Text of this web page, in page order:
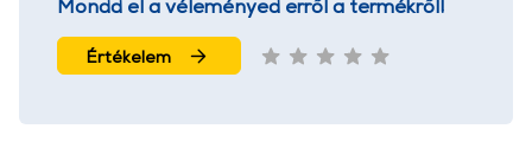
Mondd el a véleményed erről a termékről!
Értékelem